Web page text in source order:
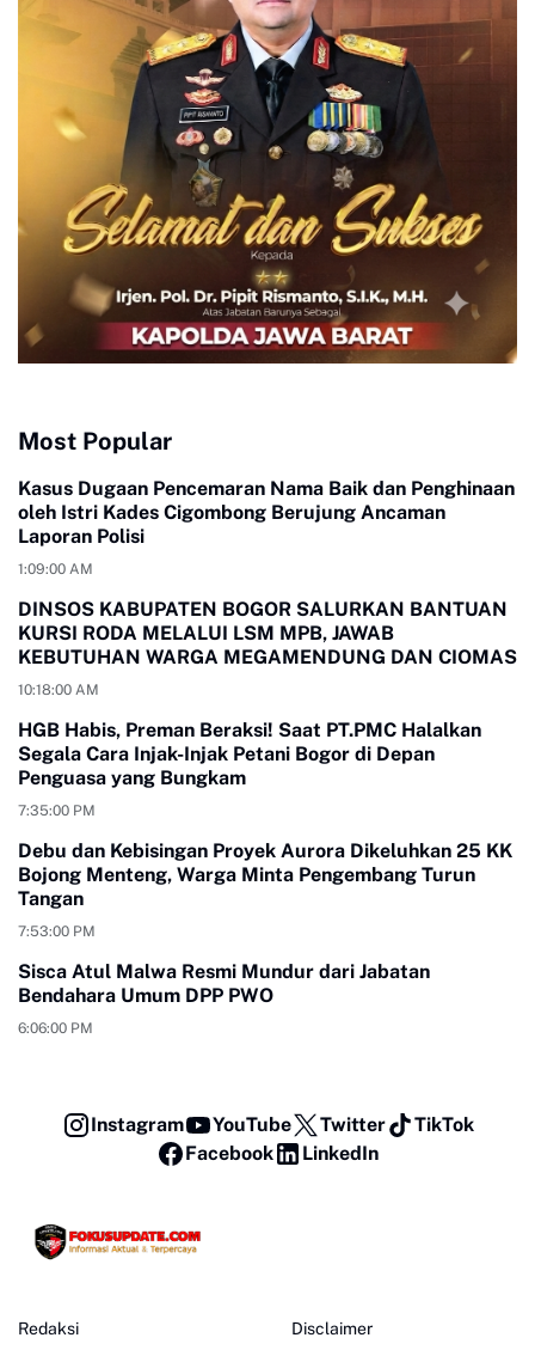
Most Popular
Kasus Dugaan Pencemaran Nama Baik dan Penghinaan
oleh Istri Kades Cigombong Berujung Ancaman
Laporan Polisi
1:09:00 AM
DINSOS KABUPATEN BOGOR SALURKAN BANTUAN
KURSI RODA MELALUI LSM MPB, JAWAB
KEBUTUHAN WARGA MEGAMENDUNG DAN CIOMAS
10:18:00 AM
HGB Habis, Preman Beraksi! Saat PT.PMC Halalkan
Segala Cara Injak-Injak Petani Bogor di Depan
Penguasa yang Bungkam
7:35:00 PM
Debu dan Kebisingan Proyek Aurora Dikeluhkan 25 KK
Bojong Menteng, Warga Minta Pengembang Turun
Tangan
7:53:00 PM
Sisca Atul Malwa Resmi Mundur dari Jabatan
Bendahara Umum DPP PWO
6:06:00 PM
Instagram YouTube Twitter
TikTok
Facebook
LinkedIn
Redaksi Disclaimer